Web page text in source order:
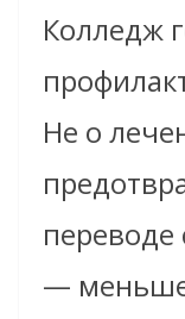
Колледж
Не о
переводе
—